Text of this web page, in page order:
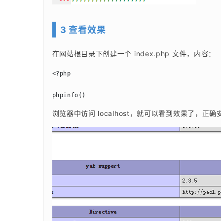
3 查看效果
在网站根目录下创建一个 index.php 文件，内容：
<?php
phpinfo()
浏览器中访问 localhost，就可以看到效果了，正确